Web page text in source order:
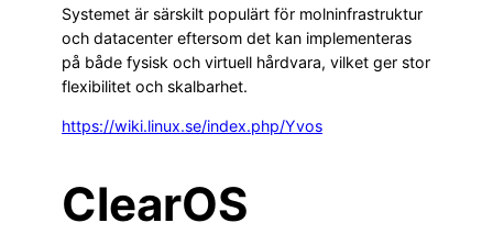
Systemet är särskilt populärt för molninfrastruktur
och datacenter eftersom det kan implementeras
på både fysisk och virtuell hårdvara, vilket ger stor
flexibilitet och skalbarhet.
https://wiki.linux.se/index.php/Yvos
ClearOS